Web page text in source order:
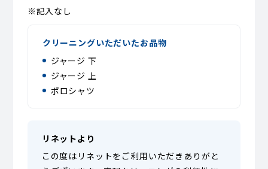
※記入なし
クリーニングいただいたお品物
ジャージ 下
ジャージ 上
ポロシャツ
リネットより
この度はリネットをご利用いただきありがと